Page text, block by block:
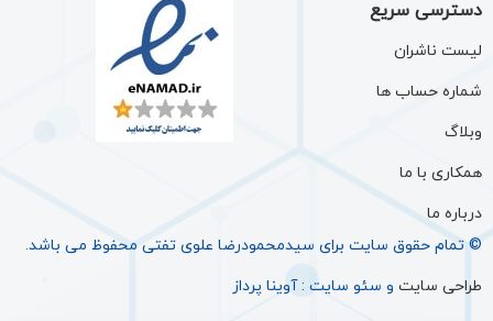
دسترسی سریع
لیست ناشران
شماره حساب ها
وبلاگ
همکاری با ما
درباره ما
© تمام حقوق سایت برای سيدمحمودرضا علوی تفتی محفوظ می باشد.
طراحی سایتو سئو سایت : آوینا پرداز